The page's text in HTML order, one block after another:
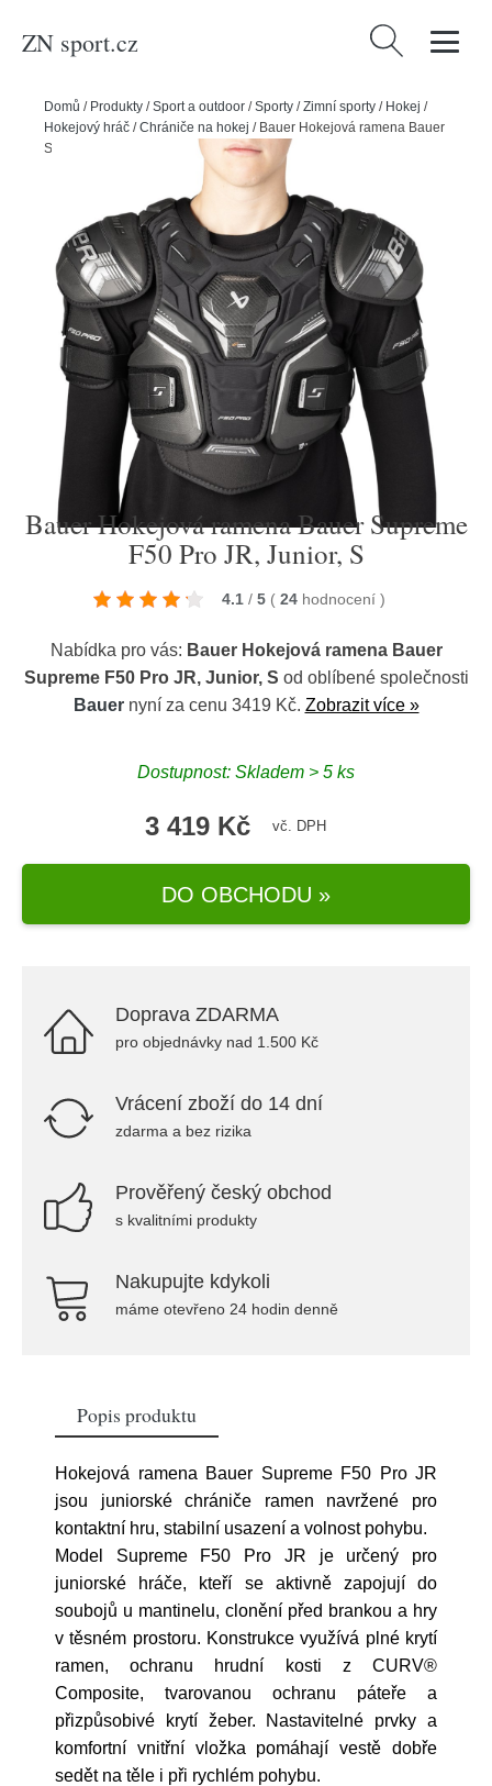
ZN sport.cz Vyhledávání
Domů / Produkty /Sport a outdoor /Sporty /Zimní sporty / Hokej /
Hokejový hráč /Chrániče na hokej / Bauer Hokejová ramena Bauer
Supreme F50 Pro JR, Junior, S
Bauer Hokejová ramena Bauer Supreme
F50 Pro JR, Junior, S
4.1 / 5 ( 24 hodnocení )
Nabídka pro vás: Bauer Hokejová ramena Bauer
Supreme F50 Pro JR, Junior, S od oblíbené společnosti
Bauernyní za cenu 3419 Kč. Zobrazit více »
Dostupnost: Skladem > 5 ks
3 419 Kč vč. DPH
DO OBCHODU »
Doprava ZDARMA
pro objednávky nad 1.500 Kč
Vrácení zboží do 14 dní
zdarma a bez rizika
Prověřený český obchod
s kvalitními produkty
Nakupujte kdykoli
máme otevřeno 24 hodin denně
Popis produktu
Hokejová ramena Bauer Supreme F50 Pro JR
jsou juniorské chrániče ramen navržené pro
kontaktní hru, stabilní usazení a volnost pohybu.
Model Supreme F50 Pro JR je určený pro
juniorské hráče, kteří se aktivně zapojují do
soubojů u mantinelu, clonění před brankou a hry
v těsném prostoru. Konstrukce využívá plné krytí
ramen, ochranu hrudní kosti z CURV®
Composite, tvarovanou ochranu páteře a
přizpůsobivé krytí žeber. Nastavitelné prvky a
komfortní vnitřní vložka pomáhají vestě dobře
sedět na těle i při rychlém pohybu.